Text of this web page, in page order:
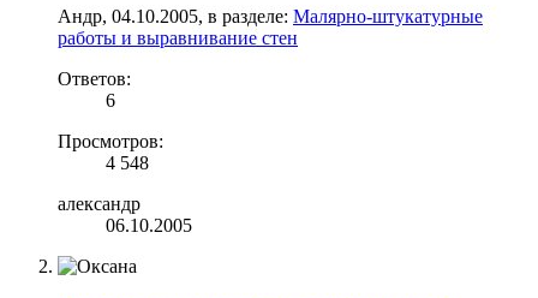
Андр, 04.10.2005, в разделе: Малярно-штукатурные
работы и выравнивание стен
Ответов:
6
Просмотров:
4 548
александр
06.10.2005